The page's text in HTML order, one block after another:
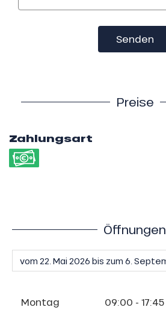
Senden
Preise
Zahlungsart
Öffnungen
Montag 09:00 - 17:45